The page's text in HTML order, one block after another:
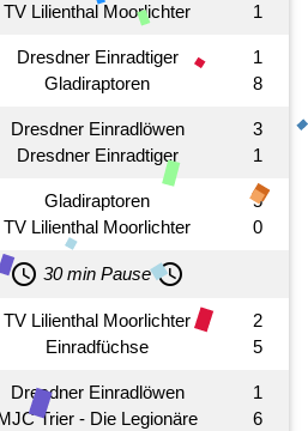
TV Lilienthal Moorlichter
1
Dresdner Einradtiger
Gladiraptoren
1
8
Dresdner Einradlöwen
Dresdner Einradtiger
3
1
Gladiraptoren
TV Lilienthal Moorlichter
5
0
schedule 30 min Pause schedule
TV Lilienthal Moorlichter
Einradfüchse
2
5
Dresdner Einradlöwen
Trier - Die Legionäre
1
6